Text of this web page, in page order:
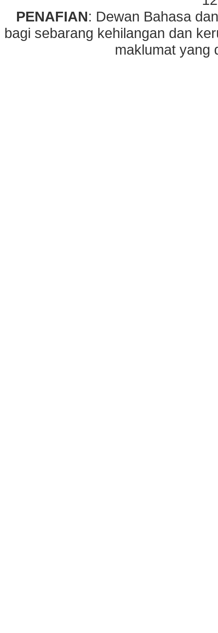
PENAFIAN: Dewan Bahasa
bagi sebarang kehilangan dan
maklumat yang